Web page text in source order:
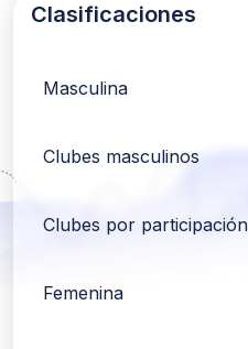
Clasificaciones
Masculina
Clubes masculinos
Clubes por participación
Femenina